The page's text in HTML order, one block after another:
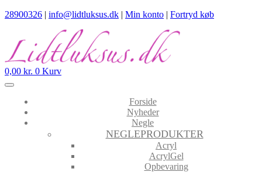
28900326 | info@lidtluksus.dk | Min konto | Fortryd køb
0,00 kr. 0 Kurv
Forside
Nyheder
Negle
NEGLEPRODUKTER
Acryl
AcrylGel
Opbevaring